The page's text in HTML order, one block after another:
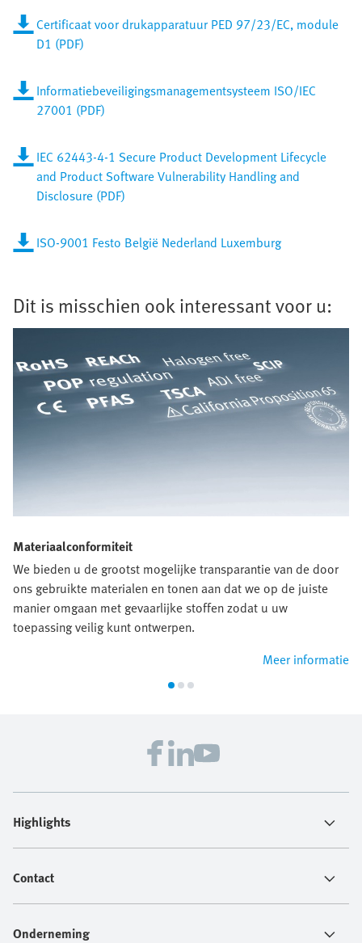
Certificaat voor drukapparatuur PED 97/23/EC, module
D1 (PDF)
Informatiebeveiligingsmanagementsysteem ISO/IEC
27001 (PDF)
IEC 62443-4-1 Secure Product Development Lifecycle
and Product Software Vulnerability Handling and
Disclosure (PDF)
ISO-9001 Festo België Nederland Luxemburg
Dit is misschien ook interessant voor u:
Materiaalconformiteit
We bieden u de grootst mogelijke transparantie van de door
ons gebruikte materialen en tonen aan dat we op de juiste
manier omgaan met gevaarlijke stoffen zodat u uw
toepassing veilig kunt ontwerpen.
Meer informatie
Highlights
Contact
Onderneming